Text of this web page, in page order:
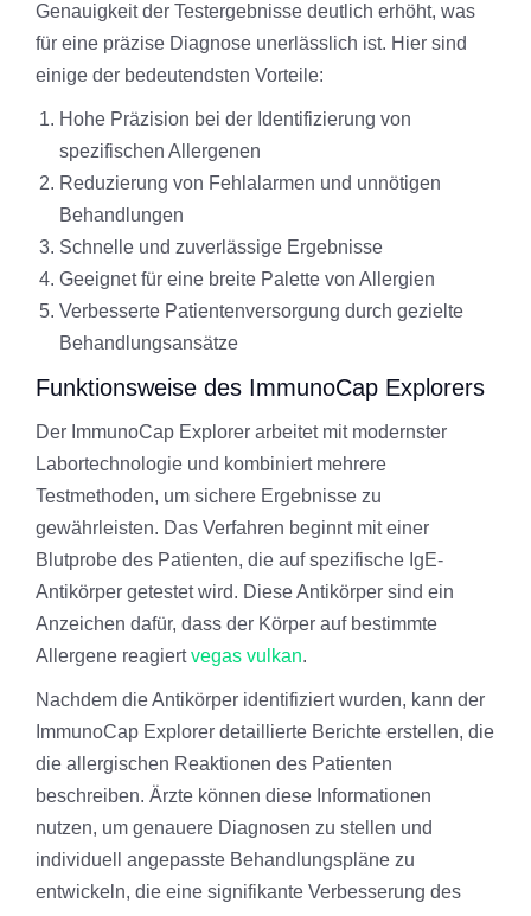
Genauigkeit der Testergebnisse deutlich erhöht, was
für eine präzise Diagnose unerlässlich ist. Hier sind
einige der bedeutendsten Vorteile:
Hohe Präzision bei der Identifizierung von
spezifischen Allergenen
Reduzierung von Fehlalarmen und unnötigen
Behandlungen
Schnelle und zuverlässige Ergebnisse
Geeignet für eine breite Palette von Allergien
Verbesserte Patientenversorgung durch gezielte
Behandlungsansätze
Funktionsweise des ImmunoCap Explorers
Der ImmunoCap Explorer arbeitet mit modernster
Labortechnologie und kombiniert mehrere
Testmethoden, um sichere Ergebnisse zu
gewährleisten. Das Verfahren beginnt mit einer
Blutprobe des Patienten, die auf spezifische IgE-
Antikörper getestet wird. Diese Antikörper sind ein
Anzeichen dafür, dass der Körper auf bestimmte
Allergene reagiertvegas vulkan.
Nachdem die Antikörper identifiziert wurden, kann der
ImmunoCap Explorer detaillierte Berichte erstellen, die
die allergischen Reaktionen des Patienten
beschreiben. Ärzte können diese Informationen
nutzen, um genauere Diagnosen zu stellen und
individuell angepasste Behandlungspläne zu
entwickeln, die eine signifikante Verbesserung des